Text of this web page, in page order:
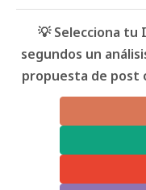
💡 Selecciona
segundos un
propuesta de post